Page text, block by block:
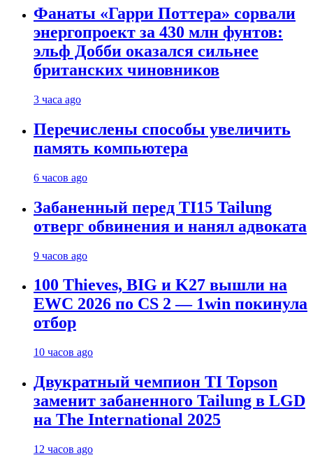
Фанаты «Гарри Поттера» сорвали
энергопроект за 430 млн фунтов:
эльф Добби оказался сильнее
британских чиновников
3 часа ago
Перечислены способы увеличить
память компьютера
6 часов ago
Забаненный перед TI15 Tailung
отверг обвинения и нанял адвоката
9 часов ago
100 Thieves, BIG и K27 вышли на
EWC 2026 по CS 2 — 1win покинула
отбор
10 часов ago
Двукратный чемпион TI Topson
заменит забаненного Tailung в LGD
на The International 2025
12 часов ago